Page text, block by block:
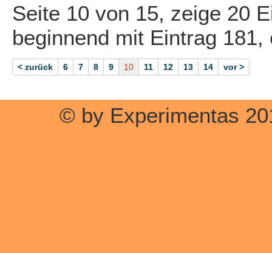
Seite 10 von 15, zeige 20
beginnend mit Eintrag 181,
< zurück 6 7 8 9 10 11 12 13 14 vor >
© by Experimentas